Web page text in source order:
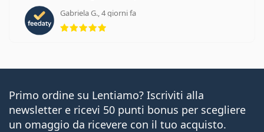
Gabriela G., 4 giorni fa
valutazione 5 di 5
Primo ordine su Lentiamo? Iscriviti alla
newsletter e ricevi 50 punti bonus per scegliere
un omaggio da ricevere con il tuo acquisto.